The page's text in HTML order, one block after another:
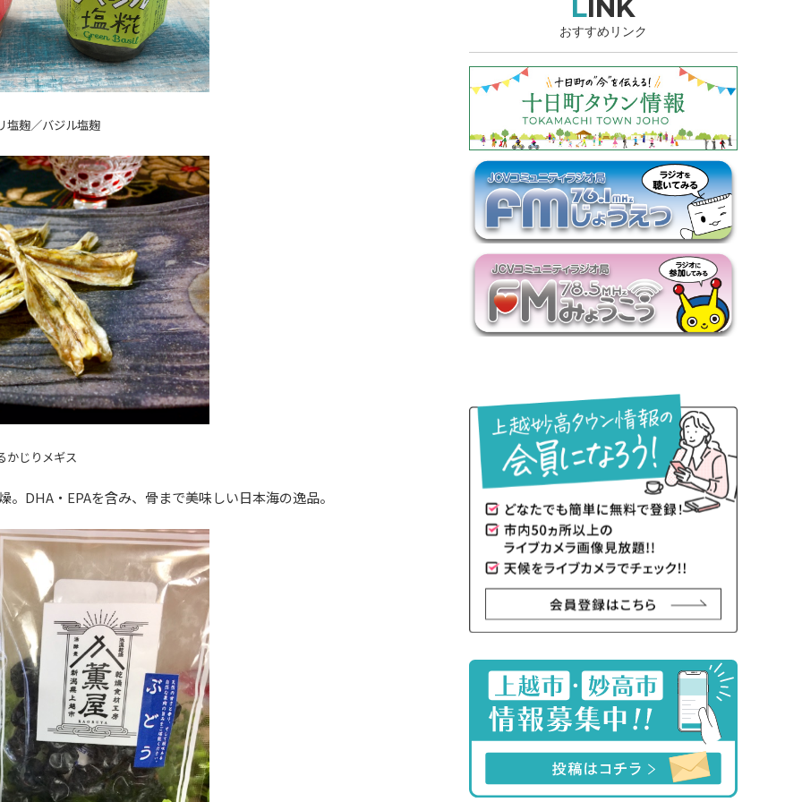
塩麹／バジル塩麹
かじりメギス
DHA・EPAを含み、骨まで美味しい日本海の逸品。
LINK
おすすめリンク